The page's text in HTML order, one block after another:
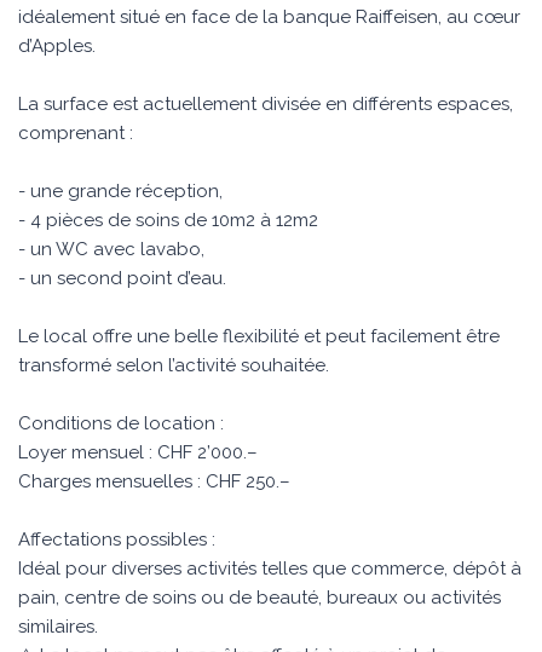
idéalement situé en face de la banque Raiffeisen, au cœur
d’Apples.
La surface est actuellement divisée en différents espaces,
comprenant :
- une grande réception,
- 4 pièces de soins de 10m2 à 12m2
- un WC avec lavabo,
- un second point d’eau.
Le local offre une belle flexibilité et peut facilement être
transformé selon l’activité souhaitée.
Conditions de location :
Loyer mensuel : CHF 2’000.–
Charges mensuelles : CHF 250.–
Affectations possibles :
Idéal pour diverses activités telles que commerce, dépôt à
pain, centre de soins ou de beauté, bureaux ou activités
similaires.